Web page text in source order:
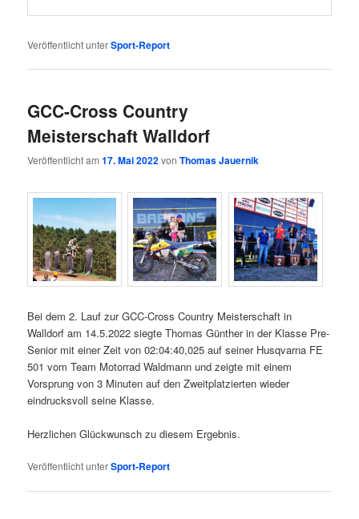
Veröffentlicht unterSport-Report
GCC-Cross Country
Meisterschaft Walldorf
Veröffentlicht am17. Mai 2022vonThomas Jauernik
Bei dem 2. Lauf zur GCC-Cross Country Meisterschaft in
Walldorf am 14.5.2022 siegte Thomas Günther in der Klasse Pre-
Senior mit einer Zeit von 02:04:40,025 auf seiner Husqvarna FE
501 vom Team Motorrad Waldmann und zeigte mit einem
Vorsprung von 3 Minuten auf den Zweitplatzierten wieder
eindrucksvoll seine Klasse.
Herzlichen Glückwunsch zu diesem Ergebnis.
Veröffentlicht unterSport-Report